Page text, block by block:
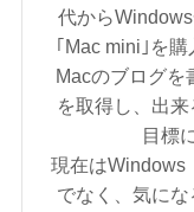
代から
｢Mac mini｣を
Macのブログを
を取得し、出
目標
現在はWindows
でなく、気に